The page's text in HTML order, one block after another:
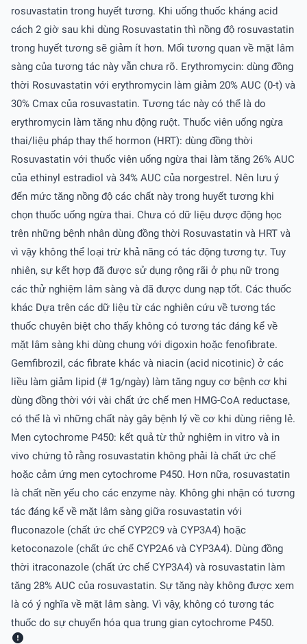
rosuvastatin trong huyết tương. Khi uống thuốc kháng acid
cách 2 giờ sau khi dùng Rosuvastatin thì nồng độ rosuvastatin
trong huyết tương sẽ giảm ít hơn. Mối tương quan về mặt lâm
sàng của tương tác này vẫn chưa rõ. Erythromycin: dùng đồng
thời Rosuvastatin với erythromycin làm giảm 20% AUC (0-t) và
30% Cmax của rosuvastatin. Tương tác này có thể là do
erythromycin làm tăng nhu động ruột. Thuốc viên uống ngừa
thai/liệu pháp thay thế hormon (HRT): dùng đồng thời
Rosuvastatin với thuốc viên uống ngừa thai làm tăng 26% AUC
của ethinyl estradiol và 34% AUC của norgestrel. Nên lưu ý
đến mức tăng nồng độ các chất này trong huyết tương khi
chọn thuốc uống ngừa thai. Chưa có dữ liệu dược động học
trên những bệnh nhân dùng đồng thời Rosuvastatin và HRT và
vì vậy không thể loại trừ khả năng có tác động tương tự. Tuy
nhiên, sự kết hợp đã được sử dụng rộng rãi ở phụ nữ trong
các thử nghiệm lâm sàng và đã được dung nạp tốt. Các thuốc
khác Dựa trên các dữ liệu từ các nghiên cứu về tương tác
thuốc chuyên biệt cho thấy không có tương tác đáng kể về
mặt lâm sàng khi dùng chung với digoxin hoặc fenofibrate.
Gemfibrozil, các fibrate khác và niacin (acid nicotinic) ở các
liều làm giảm lipid (# 1g/ngày) làm tăng nguy cơ bệnh cơ khi
dùng đồng thời với vài chất ức chế men HMG-CoA reductase,
có thể là vì những chất này gây bệnh lý về cơ khi dùng riêng lẻ.
Men cytochrome P450: kết quả từ thử nghiệm in vitro và in
vivo chứng tỏ rằng rosuvastatin không phải là chất ức chế
hoặc cảm ứng men cytochrome P450. Hơn nữa, rosuvastatin
là chất nền yếu cho các enzyme này. Không ghi nhận có tương
tác đáng kể về mặt lâm sàng giữa rosuvastatin với
fluconazole (chất ức chế CYP2C9 và CYP3A4) hoặc
ketoconazole (chất ức chế CYP2A6 và CYP3A4). Dùng đồng
thời itraconazole (chất ức chế CYP3A4) và rosuvastatin làm
tăng 28% AUC của rosuvastatin. Sự tăng này không được xem
là có ý nghĩa về mặt lâm sàng. Vì vậy, không có tương tác
thuốc do sự chuyển hóa qua trung gian cytochrome P450.